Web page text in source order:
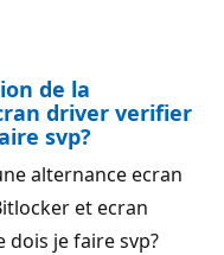
de la
driver verifier
svp?
alternance ecran
et ecran
je faire svp?